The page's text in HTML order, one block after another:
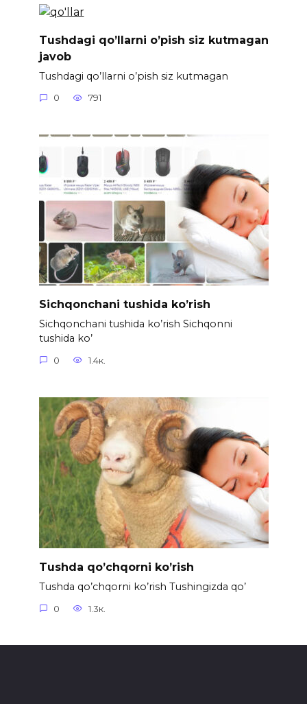
Tushdagi qo’llarni o’pish siz kutmagan
javob
Tushdagi qo’llarni o’pish siz kutmagan
0 791
Sichqonchani tushida ko’rish
Sichqonchani tushida ko’rish Sichqonni
tushida ko’
0 1.4к.
Tushda qo’chqorni ko’rish
Tushda qo’chqorni ko’rish Tushingizda qo’
0 1.3к.